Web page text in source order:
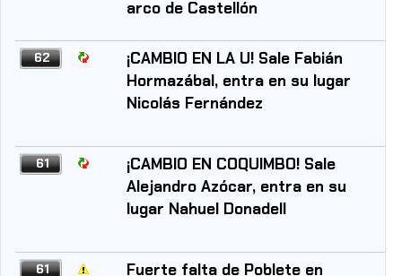
arco de Castellón
62
¡CAMBIO EN LA U! Sale Fabián
Hormazábal, entra en su lugar
Nicolás Fernández
61
¡CAMBIO EN COQUIMBO! Sale
Alejandro Azócar, entra en su
lugar Nahuel Donadell
61 Fuerte falta de Poblete en